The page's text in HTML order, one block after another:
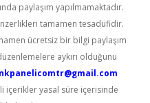
paylaşım yapılmamaktadır.
tamamen tesadüfidir.
ücretsiz bir bilgi paylaşım
aykırı olduğunu
içerikler yasal süre içerisinde